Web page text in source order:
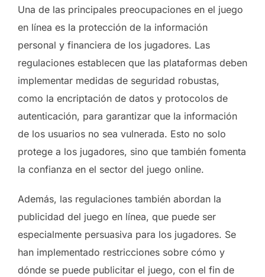
Una de las principales preocupaciones en el juego
en línea es la protección de la información
personal y financiera de los jugadores. Las
regulaciones establecen que las plataformas deben
implementar medidas de seguridad robustas,
como la encriptación de datos y protocolos de
autenticación, para garantizar que la información
de los usuarios no sea vulnerada. Esto no solo
protege a los jugadores, sino que también fomenta
la confianza en el sector del juego online.
Además, las regulaciones también abordan la
publicidad del juego en línea, que puede ser
especialmente persuasiva para los jugadores. Se
han implementado restricciones sobre cómo y
dónde se puede publicitar el juego, con el fin de